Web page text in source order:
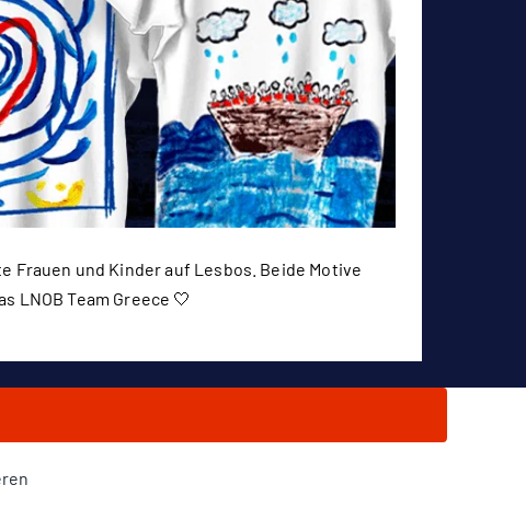
Frauen und Kinder auf Lesbos. Beide Motive
Team Greece 🤍